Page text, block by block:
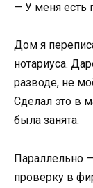
— У меня есть
Дом я
нотариуса.
разводе, не
Сделал это в
была занята.
Параллельно
проверку в